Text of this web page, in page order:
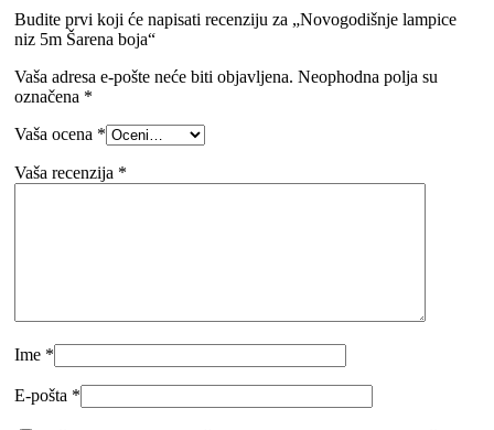
Budite prvi koji će napisati recenziju za „Novogodišnje lampice
niz 5m Šarena boja“
Vaša adresa e-pošte neće biti objavljena. Neophodna polja su
označena *
Vaša ocena *
Vaša recenzija *
Ime *
E-pošta *